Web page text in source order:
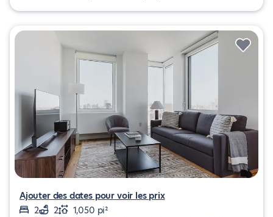
Ajouter des dates pour voir les prix
2
2
1,050 pi²